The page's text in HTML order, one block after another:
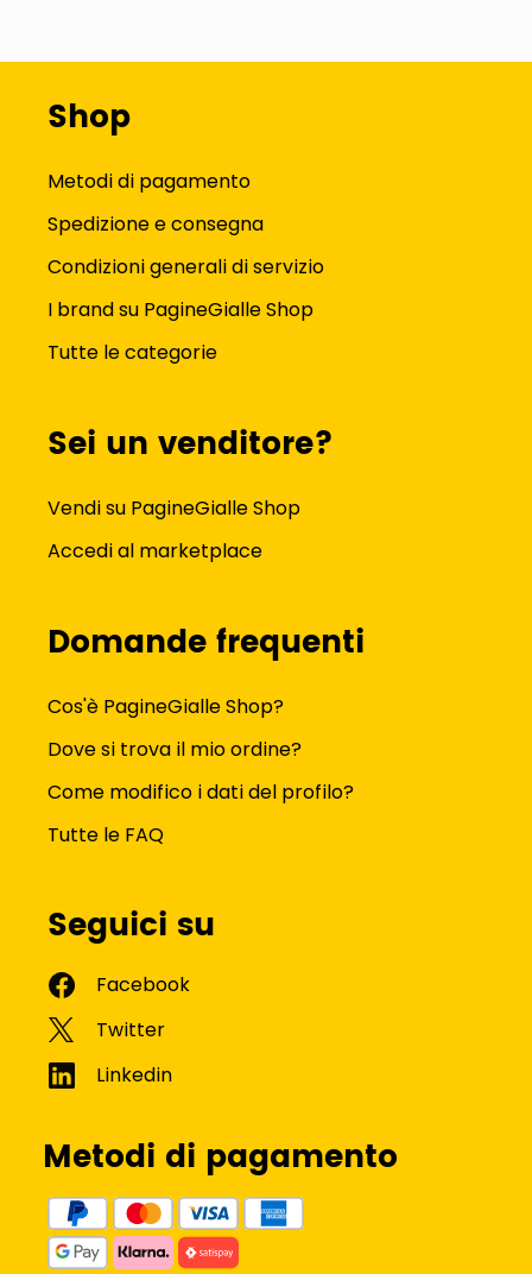
Shop
Metodi di pagamento
Spedizione e consegna
Condizioni generali di servizio
I brand su PagineGialle Shop
Tutte le categorie
Sei un venditore?
Vendi su PagineGialle Shop
Accedi al marketplace
Domande frequenti
Cos'è PagineGialle Shop?
Dove si trova il mio ordine?
Come modifico i dati del profilo?
Tutte le FAQ
Seguici su
Metodi di pagamento